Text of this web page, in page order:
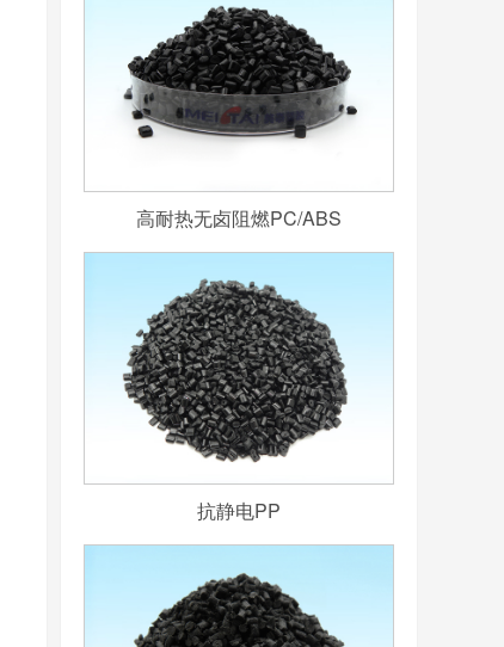
高耐热无卤阻燃PC/ABS
抗静电PP